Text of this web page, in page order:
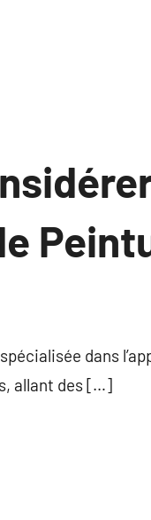
dans
allant des […]